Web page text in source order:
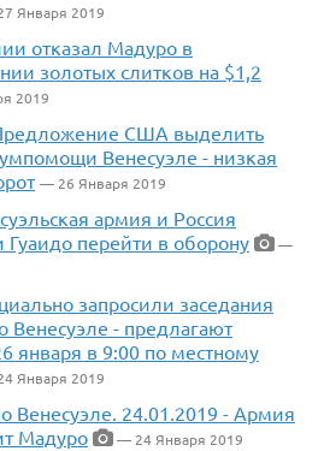
Января 2019
отказал Мадуро в
золотых слитков на $1,2
2019
США выделить
Венесуэле - низкая
— 26 Января 2019
армия и Россия
перейти в оборону
—
запросили заседания
- предлагают
января в 9:00 по местному
Января 2019
Венесуэле. 24.01.2019 - Армия
Мадуро
— 24 Января 2019